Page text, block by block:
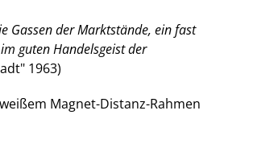
Gassen der Marktstände, ein fast
guten Handelsgeist der
1963)
Magnet-Distanz-Rahmen